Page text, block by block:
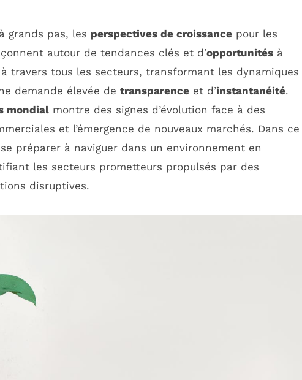
grands pas, les perspectives de croissance pour les
autour de tendances clés et d’opportunités à
à travers tous les secteurs, transformant les dynamiques
demande élevée de transparence et d’instantanéité.
mondial montre des signes d’évolution face à des
et l’émergence de nouveaux marchés. Dans ce
préparer à naviguer dans un environnement en
les secteurs prometteurs propulsés par des
disruptives.